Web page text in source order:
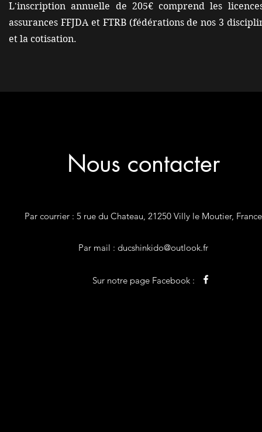
L'inscription annuelle de 205€ comprend les
assurances FFJDA et FTRB (fédérations de nos 3
et la cotisation.
Nous contacter
Par courrier : 5 rue du Chateau, 21250 Villy le Moutier, France
Par mail : ducshinkido@outlook.fr
Sur notre page Facebook :